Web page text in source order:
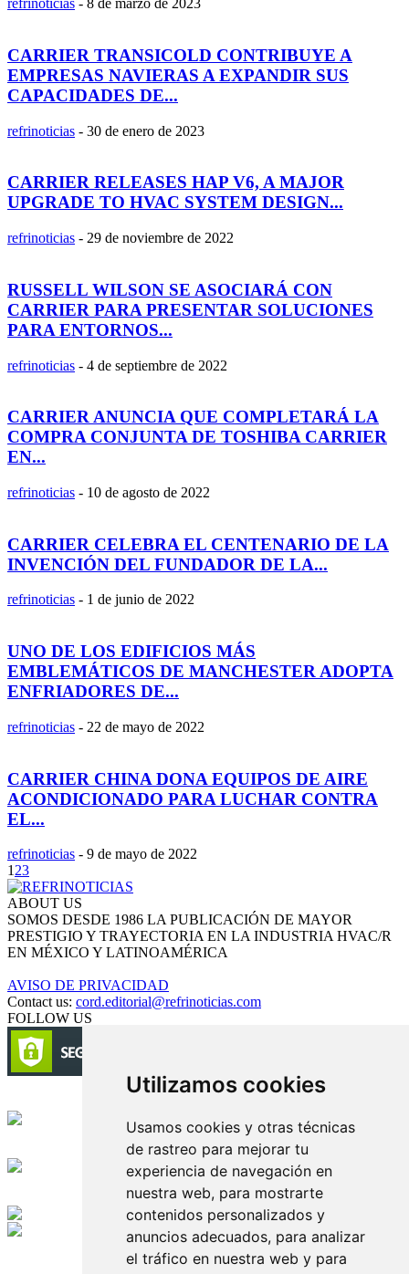
Utilizamos cookies
Usamos cookies y otras técnicas
de rastreo para mejorar tu
experiencia de navegación en
nuestra web, para mostrarte
contenidos personalizados y
anuncios adecuados, para analizar
el tráfico en nuestra web y para
refrinoticias - 8 de marzo de 2023
CARRIER TRANSICOLD CONTRIBUYE A
EMPRESAS NAVIERAS A EXPANDIR SUS
CAPACIDADES DE...
refrinoticias - 30 de enero de 2023
CARRIER RELEASES HAP V6, A MAJOR
UPGRADE TO HVAC SYSTEM DESIGN...
refrinoticias - 29 de noviembre de 2022
RUSSELL WILSON SE ASOCIARÁ CON
CARRIER PARA PRESENTAR SOLUCIONES
PARA ENTORNOS...
refrinoticias - 4 de septiembre de 2022
CARRIER ANUNCIA QUE COMPLETARÁ LA
COMPRA CONJUNTA DE TOSHIBA CARRIER
EN...
refrinoticias - 10 de agosto de 2022
CARRIER CELEBRA EL CENTENARIO DE LA
INVENCIÓN DEL FUNDADOR DE LA...
refrinoticias - 1 de junio de 2022
UNO DE LOS EDIFICIOS MÁS
EMBLEMÁTICOS DE MANCHESTER ADOPTA
ENFRIADORES DE...
refrinoticias - 22 de mayo de 2022
CARRIER CHINA DONA EQUIPOS DE AIRE
ACONDICIONADO PARA LUCHAR CONTRA
EL...
refrinoticias - 9 de mayo de 2022
1 23
ABOUT US
SOMOS DESDE 1986 LA PUBLICACIÓN DE MAYOR
PRESTIGIO Y TRAYECTORIA EN LA INDUSTRIA HVAC/R
EN MÉXICO Y LATINOAMÉRICA
AVISO DE PRIVACIDAD
Contact us: cord.editorial@refrinoticias.com
FOLLOW US
Edición digital con tecnología
Playa Revolcadero 222 Col. Reforma Iztaccihuatl Norte C.P. 08810
CIUDAD DE MEXICO